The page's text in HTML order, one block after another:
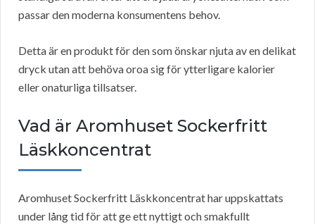
passar den moderna konsumentens behov.
Detta är en produkt för den som önskar njuta av en delikat
dryck utan att behöva oroa sig för ytterligare kalorier
eller onaturliga tillsatser.
Vad är Aromhuset Sockerfritt
Läskkoncentrat
Aromhuset Sockerfritt Läskkoncentrat har uppskattats
under lång tid för att ge ett nyttigt och smakfullt